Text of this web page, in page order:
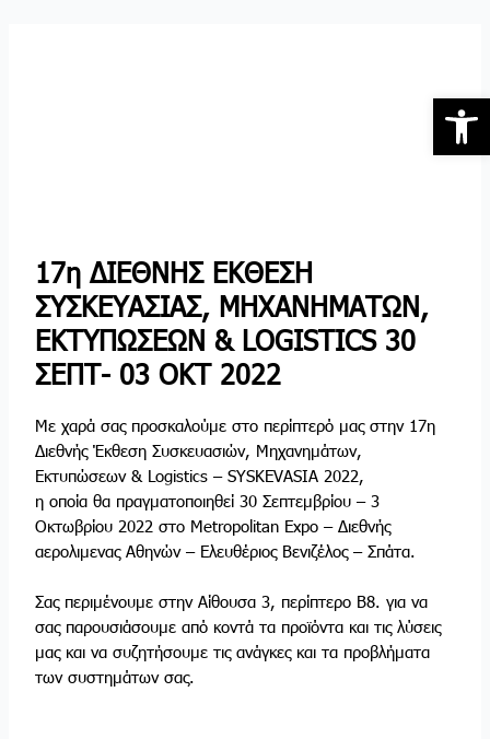
17η ΔΙΕΘΝΗΣ ΕΚΘΕΣΗ
ΣΥΣΚΕΥΑΣΙΑΣ, ΜΗΧΑΝΗΜΑΤΩΝ,
ΕΚΤΥΠΩΣΕΩΝ & LOGISTICS 30
ΣΕΠΤ- 03 ΟΚΤ 2022
Με χαρά σας προσκαλούμε στο περίπτερό μας στην 17η
Διεθνής Έκθεση Συσκευασιών, Μηχανημάτων,
Εκτυπώσεων & Logistics – SYSKEVASIA 2022,
η οποία θα πραγματοποιηθεί 30 Σεπτεμβρίου – 3
Οκτωβρίου 2022 στο Metropolitan Expo – Διεθνής
αερολιμενας Αθηνών – Ελευθέριος Βενιζέλος – Σπάτα.
Σας περιμένουμε στην Αίθουσα 3, περίπτερο Β8. για να
σας παρουσιάσουμε από κοντά τα προϊόντα και τις λύσεις
μας και να συζητήσουμε τις ανάγκες και τα προβλήματα
των συστημάτων σας.